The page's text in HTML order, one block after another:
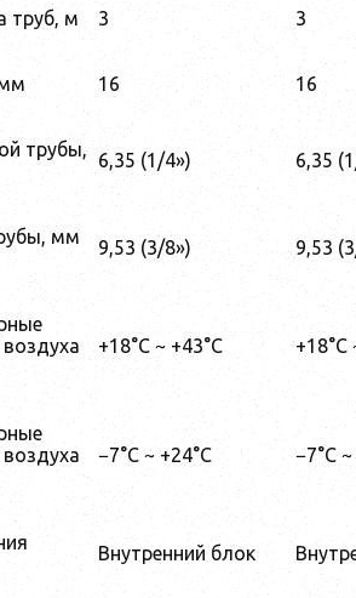
труб, м 3 3
16 16
трубы,
6,35 (1/4») 6,35
мм
9,53 (3/8») 9,53
+18°С ~ +43°С +18°С
−7°С ~ +24°С −7°С
Внутренний блок